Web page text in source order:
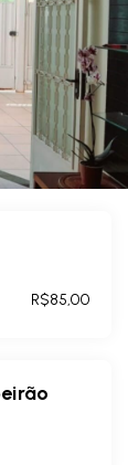
R$85,00